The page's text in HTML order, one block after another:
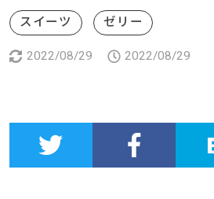
スイーツ ゼリー
2022/08/29 2022/08/29